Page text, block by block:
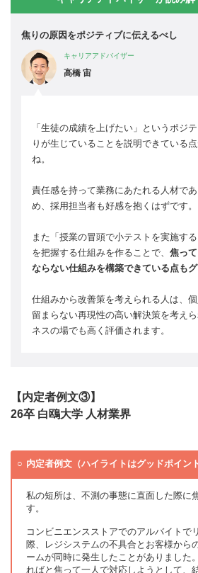
焦りの原因をポジティブに伝えるべし
キャリアアドバイザー
高橋 宙
「生徒の成績を上げたい」というポジ
りが生じていることを説明できている
ね。
責任感を持って業務にあたれる人材で
め、採用担当者も好感を抱くはずです。
また「授業の冒頭で小テストを実施す
を把握する仕組みを作ることで、 焦っ
ならない仕組みを構築できている点も
仕組みから改善策を考えられる人は、
留まらない再現性の高い解決策を考え
ネスの場でも高く評価されます。
【内定者例文③】
26卒 白鴎大学 人材業界
内定者例文（ハイライトはグッドポイント
私の短所は、不測の事態に直面した際に
す。
コンビニエンスストアでのアルバイトで
際、レジシステムの不具合とお客様から
ームが同時に発生したことがありました
ればと焦って一人で対応しようとして、